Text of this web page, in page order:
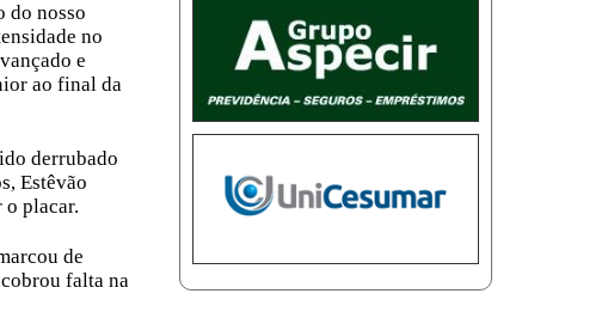
do nosso
no
e
ao final da
derrubado
Estêvão
o placar.
de
falta na